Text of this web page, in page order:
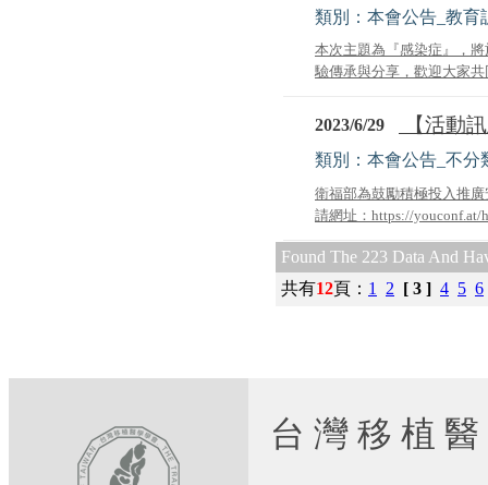
類別：本會公告_教育
本次主題為『感染症』，
驗傳承與分享，歡迎大家
2023/6/29 【活動
類別：本會公告_不分
衛福部為鼓勵積極投入推
請網址：https://youconf.at/
Found The 223 Data And
共有12頁 ： 1 2 [ 3 ] 4 5 6
台 灣 移 植